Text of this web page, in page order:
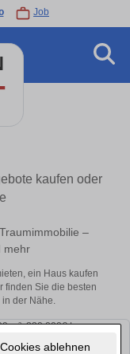
ablehnen
Job
kaufen oder
–
mehr
ein Haus kaufen
finden Sie die besten
der Nähe.